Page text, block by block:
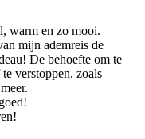
warm en zo mooi.
mijn ademreis de
De behoefte om te
verstoppen, zoals